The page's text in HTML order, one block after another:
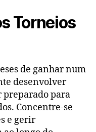
Torneios
de ganhar num
desenvolver
preparado para
Concentre-se
e gerir